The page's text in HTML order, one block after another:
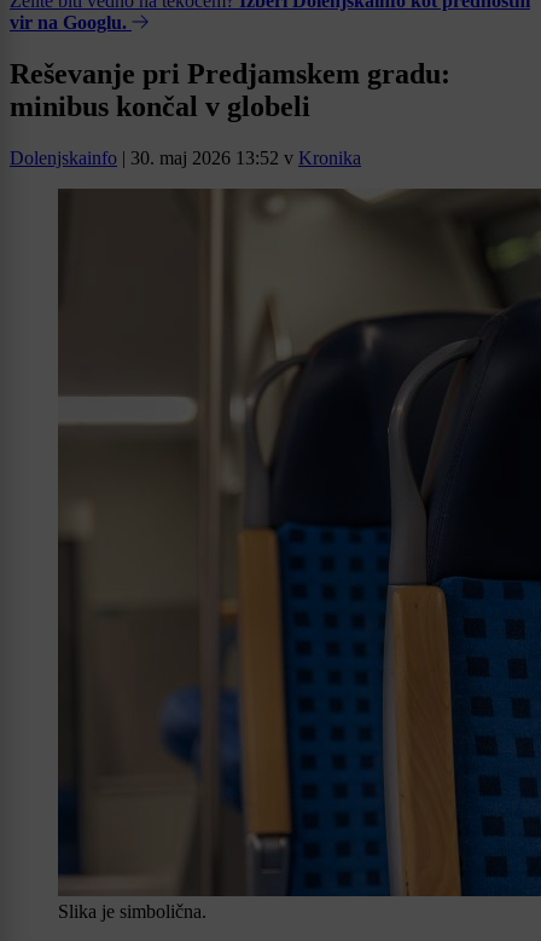
vir na Googlu.
Reševanje pri Predjamskem gradu:
minibus končal v globeli
Dolenjskainfo | 30. maj 2026 13:52 v Kronika
Slika je simbolična.